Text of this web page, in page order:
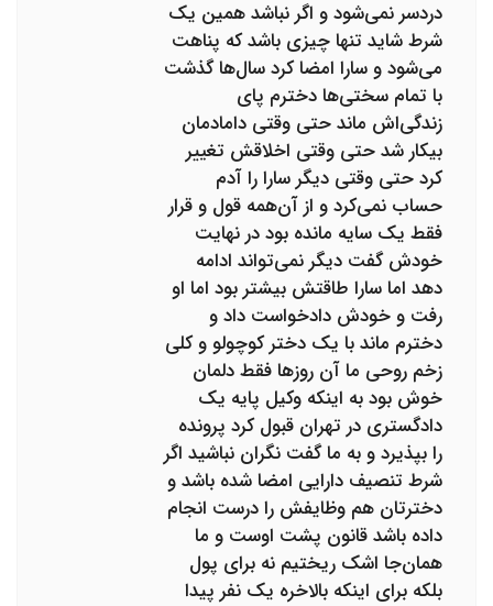
دردسر نمی‌شود و اگر نباشد همین یک
شرط شاید تنها چیزی باشد که پناهت
می‌شود و سارا امضا کرد سال‌ها گذشت
با تمام سختی‌ها دخترم پای
زندگی‌اش ماند حتی وقتی دامادمان
بیکار شد حتی وقتی اخلاقش تغییر
کرد حتی وقتی دیگر سارا را آدم
حساب نمی‌کرد و از آن‌همه قول و قرار
فقط یک سایه مانده بود در نهایت
خودش گفت دیگر نمی‌تواند ادامه
دهد اما سارا طاقتش بیشتر بود اما او
رفت و خودش دادخواست داد و
دخترم ماند با یک دختر کوچولو و کلی
زخم روحی ما آن روزها فقط دلمان
خوش بود به اینکه وکیل پایه یک
دادگستری در تهران قبول کرد پرونده
را بپذیرد و به ما گفت نگران نباشید اگر
شرط تنصیف دارایی امضا شده باشد و
دخترتان هم وظایفش را درست انجام
داده باشد قانون پشت اوست و ما
همان‌جا اشک ریختیم نه برای پول
بلکه برای اینکه بالاخره یک نفر پیدا